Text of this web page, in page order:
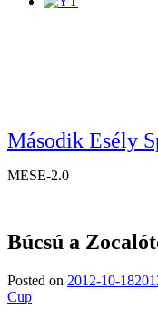
Második Esély
MESE-2.0
Búcsú a
Posted on 2012-10-18
Cup